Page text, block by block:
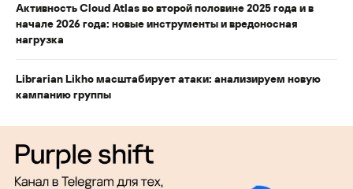
Активность Cloud Atlas во второй половине 2025 года и в
начале 2026 года: новые инструменты и вредоносная
нагрузка
Librarian Likho масштабирует атаки: анализируем новую
кампанию группы